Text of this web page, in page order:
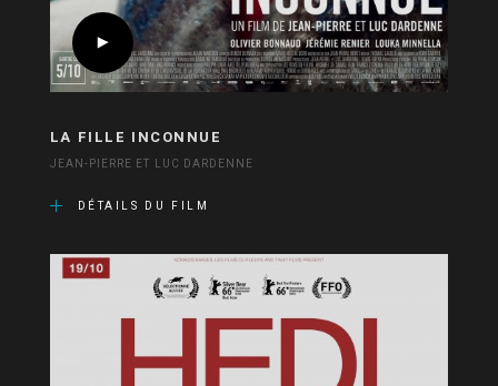
LA FILLE INCONNUE
JEAN-PIERRE ET LUC DARDENNE
DÉTAILS DU FILM